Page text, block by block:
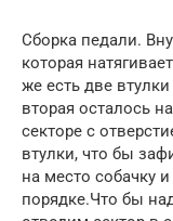
Сборка педали.
которая
же есть две
вторая осталось
секторе с
втулки, что бы
на место собачку
порядке.Что бы